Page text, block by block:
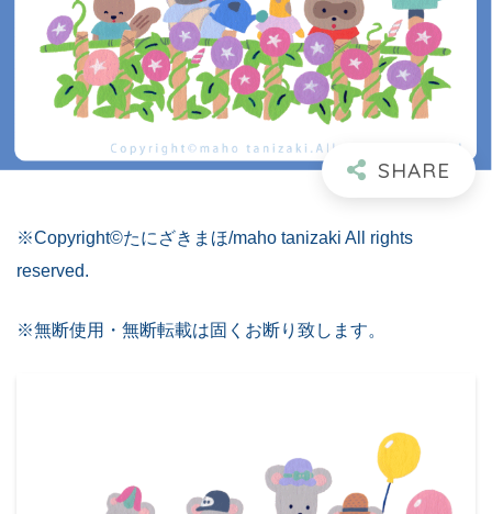
※Copyright©たにざきまほ/maho tanizaki All rights
reserved.
※無断使用・無断転載は固くお断り致します。